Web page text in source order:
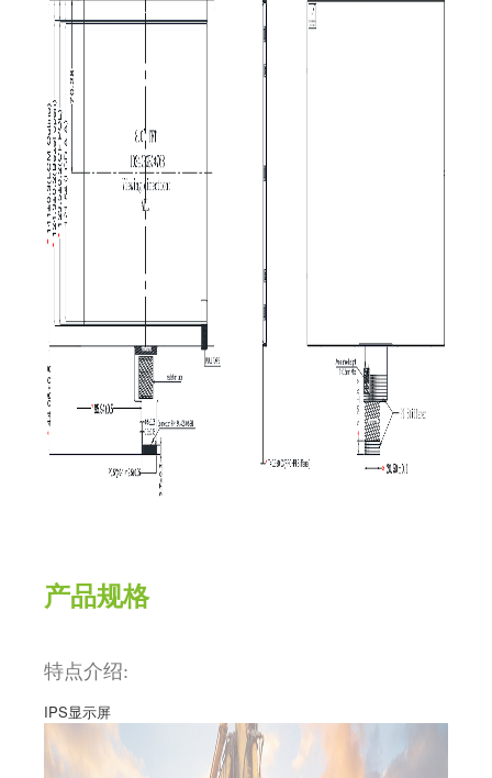
产品规格
特点介绍:
IPS显示屏